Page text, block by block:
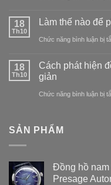
18
Th10
Làm thế nào để
Chức năng bình luận bị
18
Th10
Cách phát hiện
giản
Chức năng bình luận bị
SẢN PHẨM
Đồng hồ
Presage